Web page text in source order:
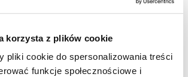
korzysta z plików cookie
pliki cookie do spersonalizowania treści
funkcje społecznościowe i
do “Legnica: Ponad pół
dla instruktora”